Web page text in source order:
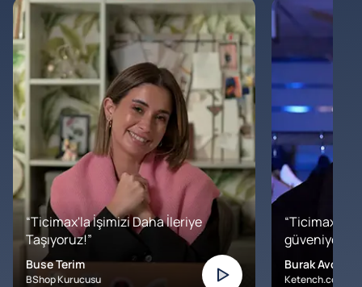
“Ticimax'la İşimizi Daha İleriye
Taşıyoruz!”
Buse Terim
BShop Kurucusu
“Ticimax'a
Burak Avcılar
Ketench.com –